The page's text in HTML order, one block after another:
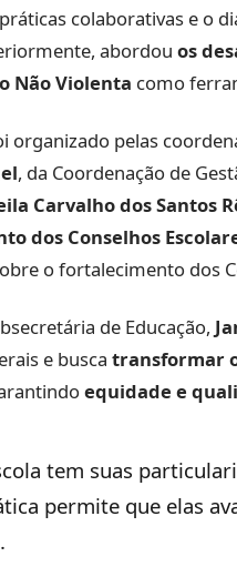
colaborativas e o
abordouos
Não Violenta como
organizado pelas
, da Coordenação de
Carvalho dos Santos
dos Conselhos
o fortalecimento dos
de Educação,
e buscatransformar
equidade e
tem suas
permite que elas